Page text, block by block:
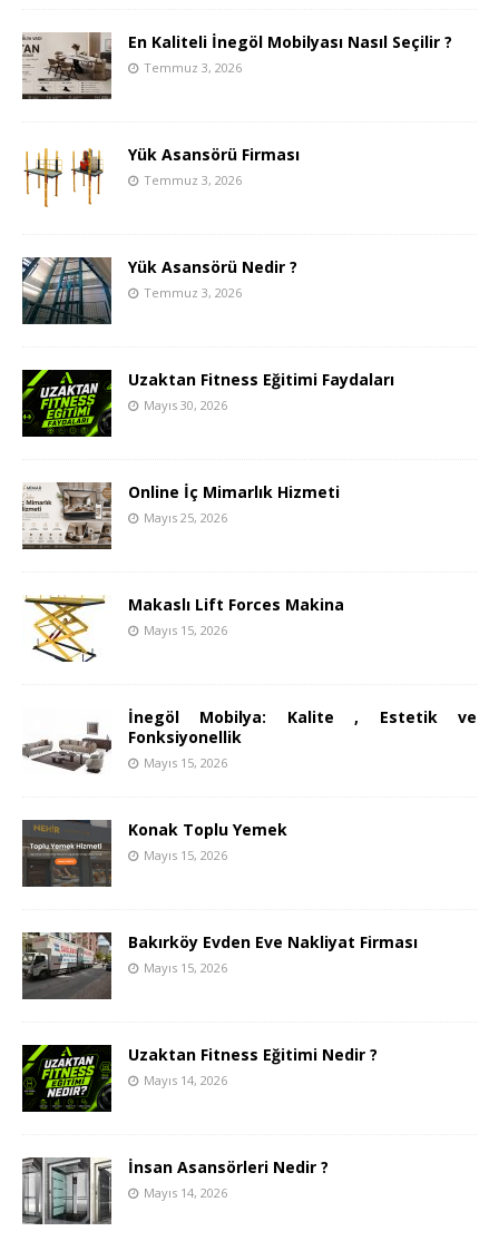
En Kaliteli İnegöl Mobilyası Nasıl Seçilir ?
Temmuz 3, 2026
Yük Asansörü Firması
Temmuz 3, 2026
Yük Asansörü Nedir ?
Temmuz 3, 2026
Uzaktan Fitness Eğitimi Faydaları
Mayıs 30, 2026
Online İç Mimarlık Hizmeti
Mayıs 25, 2026
Makaslı Lift Forces Makina
Mayıs 15, 2026
İnegöl Mobilya: Kalite , Estetik ve
Fonksiyonellik
Mayıs 15, 2026
Konak Toplu Yemek
Mayıs 15, 2026
Bakırköy Evden Eve Nakliyat Firması
Mayıs 15, 2026
Uzaktan Fitness Eğitimi Nedir ?
Mayıs 14, 2026
İnsan Asansörleri Nedir ?
Mayıs 14, 2026